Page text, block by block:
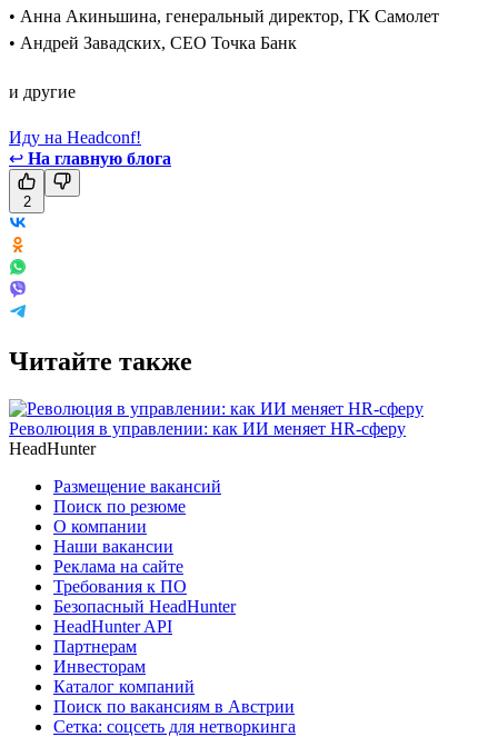
• Анна Акиньшина, генеральный директор, ГК Самолет
• Андрей Завадских, СЕО Точка Банк
и другие
Иду на Headconf!
↩ На главную блога
2
Читайте также
Революция в управлении: как ИИ меняет HR-сферу
HeadHunter
Размещение вакансий
Поиск по резюме
О компании
Наши вакансии
Реклама на сайте
Требования к ПО
Безопасный HeadHunter
HeadHunter API
Партнерам
Инвесторам
Каталог компаний
Поиск по вакансиям в Австрии
Сетка: соцсеть для нетворкинга